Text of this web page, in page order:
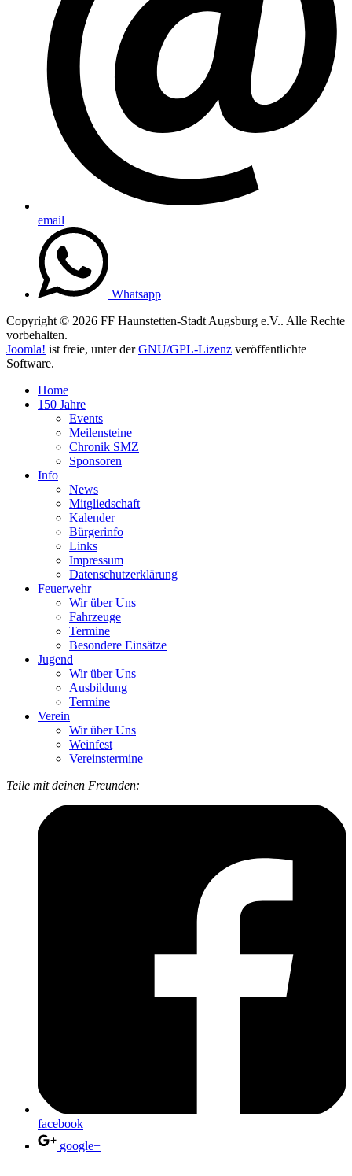
email
Whatsapp
Copyright © 2026 FF Haunstetten-Stadt Augsburg e.V.. Alle Rechte
vorbehalten.
Joomla! ist freie, unter derGNU/GPL-Lizenz veröffentlichte
Software.
Home
150 Jahre
Events
Meilensteine
Chronik SMZ
Sponsoren
Info
News
Mitgliedschaft
Kalender
Bürgerinfo
Links
Impressum
Datenschutzerklärung
Feuerwehr
Wir über Uns
Fahrzeuge
Termine
Besondere Einsätze
Jugend
Wir über Uns
Ausbildung
Termine
Verein
Wir über Uns
Weinfest
Vereinstermine
Teile mit deinen Freunden:
facebook
google+